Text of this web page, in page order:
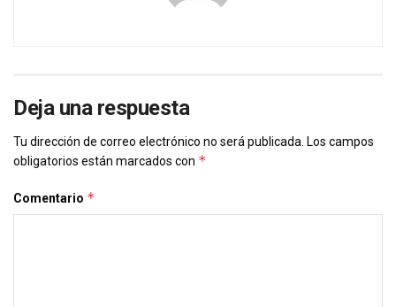
Deja una respuesta
Tu dirección de correo electrónico no será publicada. Los campos
obligatorios están marcados con *
Comentario *